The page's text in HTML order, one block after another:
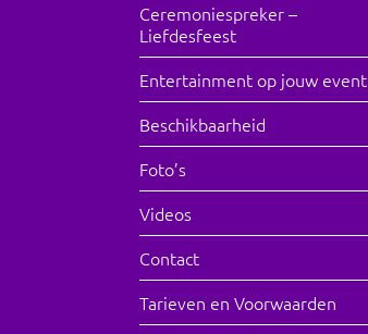
Ceremoniespreker –
Liefdesfeest
Entertainment op jouw event
Beschikbaarheid
Foto’s
Videos
Contact
Tarieven en Voorwaarden